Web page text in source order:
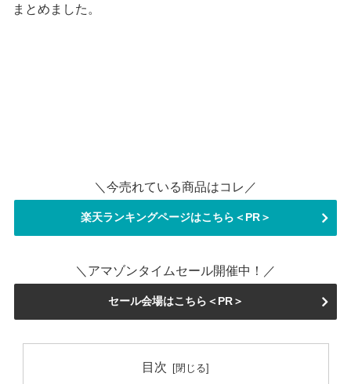
まとめました。
＼今売れている商品はコレ／
楽天ランキングページはこちら＜PR＞
＼アマゾンタイムセール開催中！／
セール会場はこちら＜PR＞
目次